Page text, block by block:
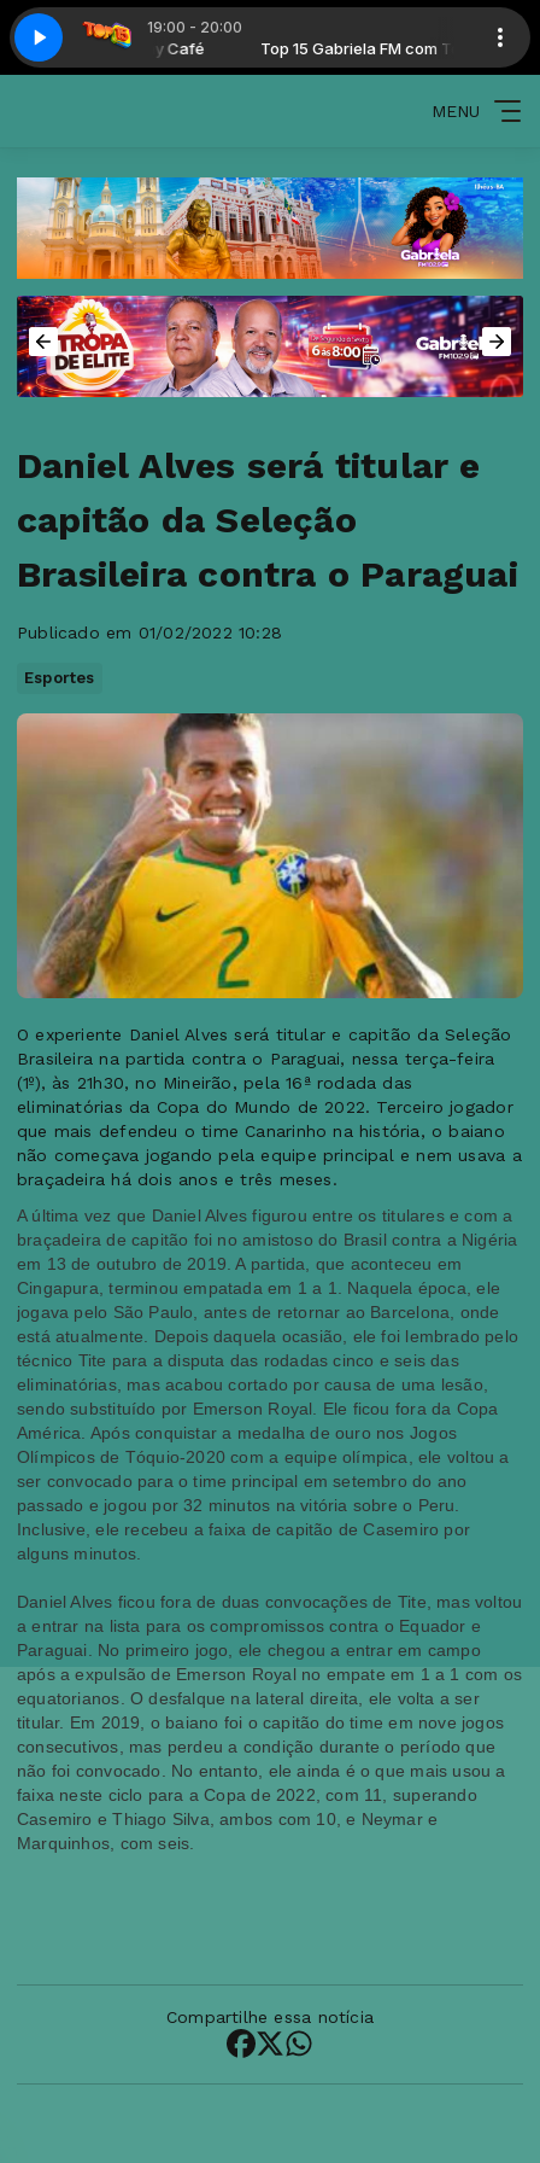
19:00 - 20:00
FM com Tony Café Top 15 Gabriela FM com Tony Café
MENU
Daniel Alves será titular e
capitão da Seleção
Brasileira contra o Paraguai
Publicado em 01/02/2022 10:28
Esportes
O experiente Daniel Alves será titular e capitão da Seleção
Brasileira na partida contra o Paraguai, nessa terça-feira
(1º), às 21h30, no Mineirão, pela 16ª rodada das
eliminatórias da Copa do Mundo de 2022. Terceiro jogador
que mais defendeu o time Canarinho na história, o baiano
não começava jogando pela equipe principal e nem usava a
braçadeira há dois anos e três meses.
A última vez que Daniel Alves figurou entre os titulares e com a
braçadeira de capitão foi no amistoso do Brasil contra a Nigéria
em 13 de outubro de 2019. A partida, que aconteceu em
Cingapura, terminou empatada em 1 a 1. Naquela época, ele
jogava pelo São Paulo, antes de retornar ao Barcelona, onde
está atualmente. Depois daquela ocasião, ele foi lembrado pelo
técnico Tite para a disputa das rodadas cinco e seis das
eliminatórias, mas acabou cortado por causa de uma lesão,
sendo substituído por Emerson Royal. Ele ficou fora da Copa
América. Após conquistar a medalha de ouro nos Jogos
Olímpicos de Tóquio-2020 com a equipe olímpica, ele voltou a
ser convocado para o time principal em setembro do ano
passado e jogou por 32 minutos na vitória sobre o Peru.
Inclusive, ele recebeu a faixa de capitão de Casemiro por
alguns minutos.
Daniel Alves ficou fora de duas convocações de Tite, mas voltou
a entrar na lista para os compromissos contra o Equador e
Paraguai. No primeiro jogo, ele chegou a entrar em campo
após a expulsão de Emerson Royal no empate em 1 a 1 com os
equatorianos. O desfalque na lateral direita, ele volta a ser
titular. Em 2019, o baiano foi o capitão do time em nove jogos
consecutivos, mas perdeu a condição durante o período que
não foi convocado. No entanto, ele ainda é o que mais usou a
faixa neste ciclo para a Copa de 2022, com 11, superando
Casemiro e Thiago Silva, ambos com 10, e Neymar e
Marquinhos, com seis.
Compartilhe essa notícia